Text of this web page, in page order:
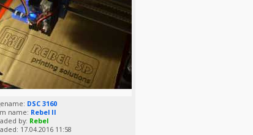
DSC 3160
name: Rebel II
by: Rebel
17.04.2016 11:58